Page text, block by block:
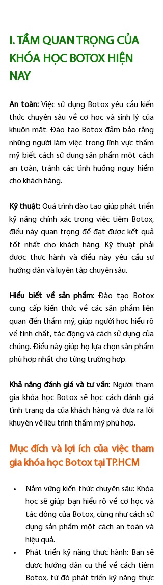
I. TẦM QUAN TRỌNG CỦA
KHÓA HỌC BOTOX HIỆN
NAY
An toàn: Việc sử dụng Botox yêu cầu kiến
thức chuyên sâu về cơ học và sinh lý của
khuôn mặt. Đào tạo Botox đảm bảo rằng
những người làm việc trong lĩnh vực thẩm
mỹ biết cách sử dụng sản phẩm một cách
an toàn, tránh các tình huống nguy hiểm
cho khách hàng.
Kỹ thuật: Quá trình đào tạo giúp phát triển
kỹ năng chính xác trong việc tiêm Botox,
điều này quan trọng để đạt được kết quả
tốt nhất cho khách hàng. Kỹ thuật phải
được thực hành và điều này yêu cầu sự
hướng dẫn và luyện tập chuyên sâu.
Hiểu biết về sản phẩm: Đào tạo Botox
cung cấp kiến thức về các sản phẩm liên
quan đến thẩm mỹ, giúp người học hiểu rõ
về tính chất, tác động và cách sử dụng của
chúng. Điều này giúp họ lựa chọn sản phẩm
phù hợp nhất cho từng trường hợp.
Khả năng đánh giá và tư vấn: Người tham
gia khóa học Botox sẽ học cách đánh giá
tình trạng da của khách hàng và đưa ra lời
khuyên về liệu trình thẩm mỹ phù hợp.
Mục đích và lợi ích của việc tham
gia khóa học Botox tại TP.HCM
Nắm vững kiến thức chuyên sâu: Khóa
học sẽ giúp bạn hiểu rõ về cơ học và
tác động của Botox, cũng như cách sử
dụng sản phẩm một cách an toàn và
hiệu quả.
Phát triển kỹ năng thực hành: Bạn sẽ
được hướng dẫn cụ thể về cách tiêm
Botox, từ đó phát triển kỹ năng thực